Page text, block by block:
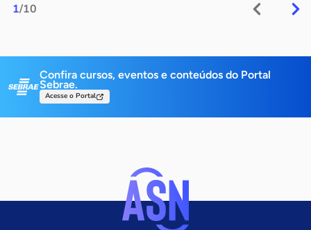
1/10
Confira cursos, eventos e conteúdos do Portal
Sebrae.
Acesse o Portal